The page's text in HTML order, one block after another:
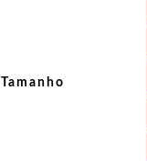
Tamanho